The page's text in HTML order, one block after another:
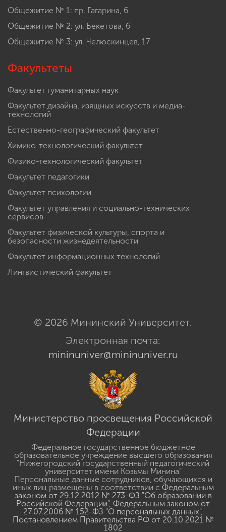
Общежитие № 1: пр. Гагарина, 6
Общежитие № 2: ул. Бекетова, 6
Общежитие № 3: ул. Челюскинцев, 17
Факультеты
Факультет гуманитарных наук
Факультет дизайна, изящных искусств и медиа-
технологий
Естественно-географический факультет
Химико-технологический факультет
Физико-технологический факультет
Факультет педагогики
Факультет психологии
Факультет управления и социально-технических
сервисов
Факультет физической культуры, спорта и
безопасности жизнедеятельности
Факультет информационных технологий
Лингвистический факультет
© 2026 Мининский Университет.
Электронная почта:
mininuniver@mininuniver.ru
Министерство просвещения Российской
Федерации
Федеральное государственное бюджетное
образовательное учреждение высшего образования
"Нижегородский государственный педагогический
университет имени Козьмы Минина"
Персональные данные сотрудников, обучающихся и
иных лиц размещены в соответствии с Федеральным
законом от 29.12.2012 № 273-ФЗ "Об образовании в
Российской Федерации", Федеральным законом от
27.07.2006 № 152-ФЗ "О персональных данных",
Постановлением Правительства РФ от 20.10.2021 №
1802